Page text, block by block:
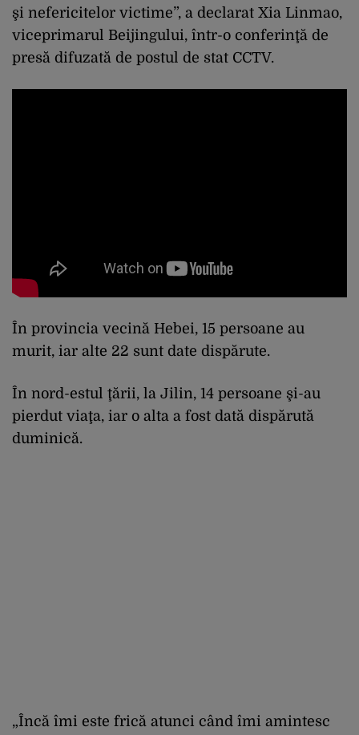
şi nefericitelor victime”, a declarat Xia Linmao,
viceprimarul Beijingului, într-o conferinţă de
presă difuzată de postul de stat CCTV.
În provincia vecină Hebei, 15 persoane au
murit, iar alte 22 sunt date dispărute.
În nord-estul ţării, la Jilin, 14 persoane şi-au
pierdut viaţa, iar o alta a fost dată dispărută
duminică.
„Încă îmi este frică atunci când îmi amintesc